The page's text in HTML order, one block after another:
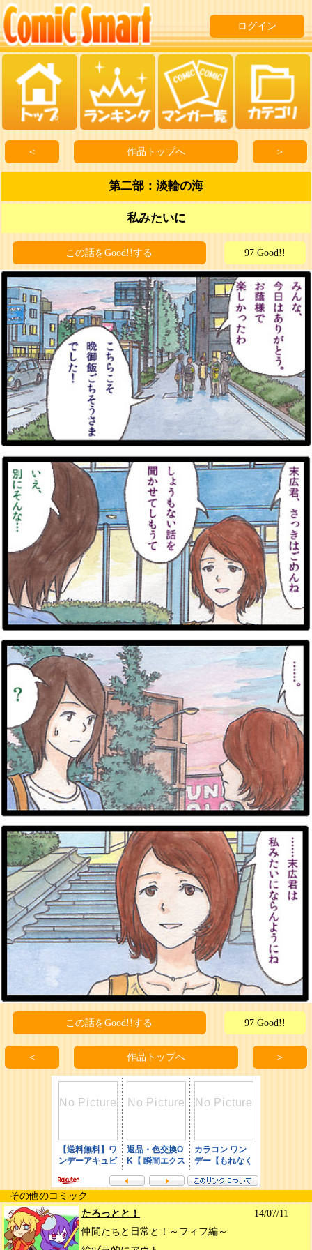
ログイン
＜ 作品トップへ ＞
第二部：淡輪の海
私みたいに
この話をGood!!する 97 Good!!
この話をGood!!する 97 Good!!
＜ 作品トップへ ＞
その他のコミック
たろっとと！
14/07/11
仲間たちと日常と！～フィフ編～